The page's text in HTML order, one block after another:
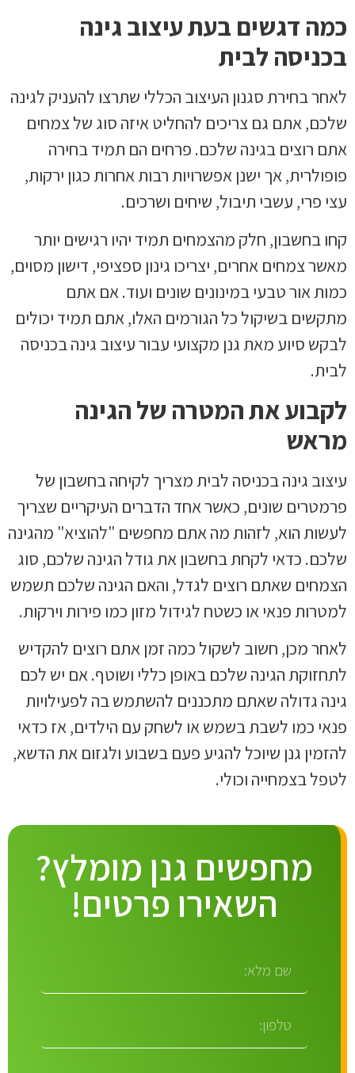
כמה דגשים בעת עיצוב גינה
בכניסה לבית
לאחר בחירת סגנון העיצוב הכללי שתרצו להעניק לגינה
שלכם, אתם גם צריכים להחליט איזה סוג של צמחים
אתם רוצים בגינה שלכם. פרחים הם תמיד בחירה
פופולרית, אך ישנן אפשרויות רבות אחרות כגון ירקות,
עצי פרי, עשבי תיבול, שיחים ושרכים.
קחו בחשבון, חלק מהצמחים תמיד יהיו רגישים יותר
מאשר צמחים אחרים, יצריכו גינון ספציפי, דישון מסוים,
כמות אור טבעי במינונים שונים ועוד. אם אתם
מתקשים בשיקול כל הגורמים האלו, אתם תמיד יכולים
לבקש סיוע מאת גנן מקצועי עבור עיצוב גינה בכניסה
לבית.
לקבוע את המטרה של הגינה
מראש
עיצוב גינה בכניסה לבית מצריך לקיחה בחשבון של
פרמטרים שונים, כאשר אחד הדברים העיקריים שצריך
לעשות הוא, לזהות מה אתם מחפשים "להוציא" מהגינה
שלכם. כדאי לקחת בחשבון את גודל הגינה שלכם, סוג
הצמחים שאתם רוצים לגדל, והאם הגינה שלכם תשמש
למטרות פנאי או כשטח לגידול מזון כמו פירות וירקות.
לאחר מכן, חשוב לשקול כמה זמן אתם רוצים להקדיש
לתחזוקת הגינה שלכם באופן כללי ושוטף. אם יש לכם
גינה גדולה שאתם מתכננים להשתמש בה לפעילויות
פנאי כמו לשבת בשמש או לשחק עם הילדים, אז כדאי
להזמין גנן שיוכל להגיע פעם בשבוע ולגזום את הדשא,
לטפל בצמחייה וכולי.
מחפשים גנן מומלץ?
השאירו פרטים!